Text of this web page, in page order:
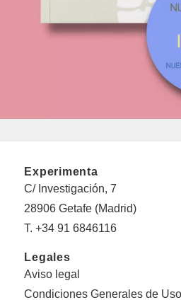
Experimenta
C/ Investigación, 7
28906 Getafe (Madrid)
T. +34 91 6846116
Legales
Aviso legal
Condiciones Generales de